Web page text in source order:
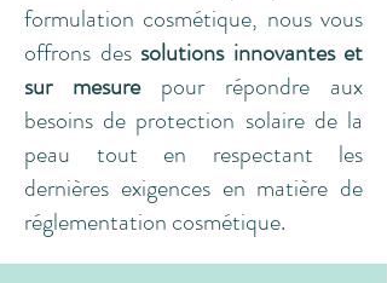
formulation cosmétique, nous vous
offrons des solutions innovantes et
sur mesurepour répondre aux
besoins de protection solaire de la
peau tout en respectant les
dernières exigences en matière de
réglementation cosmétique.